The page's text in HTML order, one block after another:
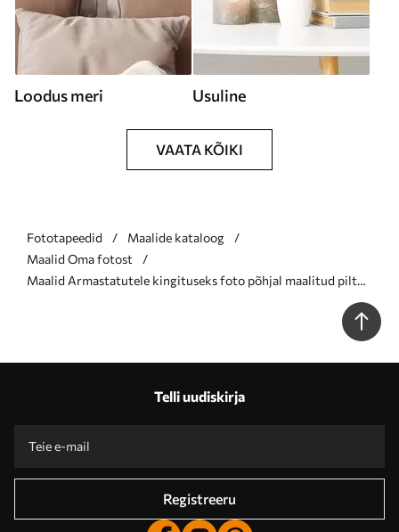
Loodus meri Usuline
VAATA KÕIKI
Fototapeedid
Maalide kataloog
Maalid Oma fotost
Maalid Armastatutele kingituseks foto põhjal maalitud pilt
Telli uudiskirja
Registreeru